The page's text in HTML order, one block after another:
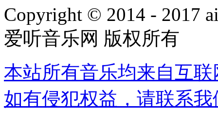
Copyright © 2014 - 2017
爱听音乐网 版权所有
本站所有音乐均来自互
如有侵犯权益，请联系